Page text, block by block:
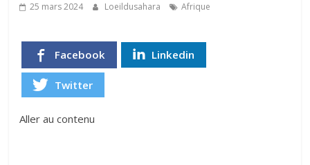
25 mars 2024 Loeildusahara Afrique
Facebook Linkedin
Twitter
Aller au contenu